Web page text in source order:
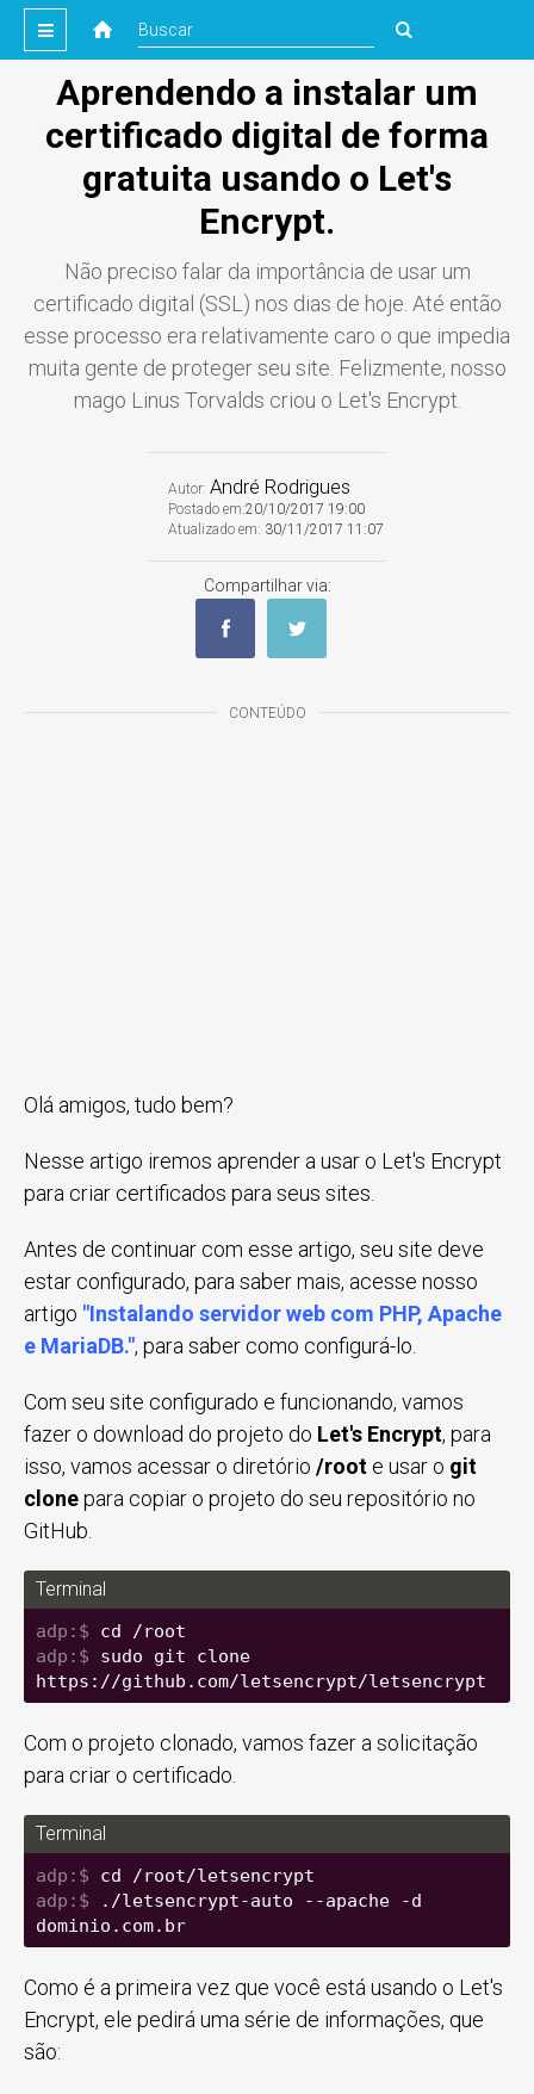
Aprendendo a instalar um
certificado digital de forma
gratuita usando o Let's
Encrypt.
Não preciso falar da importância de usar um
certificado digital (SSL) nos dias de hoje. Até então
esse processo era relativamente caro o que impedia
muita gente de proteger seu site. Felizmente, nosso
mago Linus Torvalds criou o Let's Encrypt.
Autor: André Rodrigues
Postado em:20/10/2017 19:00
Atualizado em: 30/11/2017 11:07
Compartilhar via:
CONTEÚDO
Olá amigos, tudo bem?
Nesse artigo iremos aprender a usar o Let's Encrypt
para criar certificados para seus sites.
Antes de continuar com esse artigo, seu site deve
estar configurado, para saber mais, acesse nosso
artigo "Instalando servidor web com PHP, Apache
e MariaDB.", para saber como configurá-lo.
Com seu site configurado e funcionando, vamos
fazer o download do projeto do Let's Encrypt, para
isso, vamos acessar o diretório /root e usar o git
clonepara copiar o projeto do seu repositório no
GitHub.
Terminal
cd /root
sudo git clone
https://github.com/letsencrypt/letsencrypt
Com o projeto clonado, vamos fazer a solicitação
para criar o certificado.
Terminal
cd /root/letsencrypt
./letsencrypt-auto --apache -d
dominio.com.br
Como é a primeira vez que você está usando o Let's
Encrypt, ele pedirá uma série de informações, que
são: